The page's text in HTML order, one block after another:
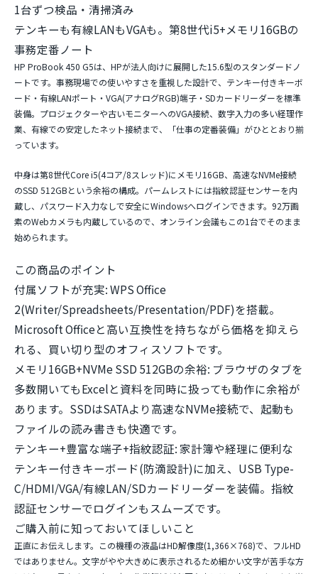
1台ずつ検品・清掃済み
テンキーも有線LANもVGAも。第8世代i5+メモリ16GBの
事務定番ノート
HP ProBook 450 G5は、HPが法人向けに展開した15.6型のスタンダードノ
ートです。事務現場での使いやすさを重視した設計で、 テンキー付きキーボ
ード・有線LANポート・VGA(アナログRGB)端子・SDカードリーダーを標準
装備。プロジェクターや古いモニターへのVGA接続、数字入力の多い経理作
業、有線での安定したネット接続まで、「仕事の定番装備」がひととおり揃
っています。
中身は第8世代Core i5(4コア/8スレッド)に メモリ16GB、高速なNVMe接続
のSSD 512GBという余裕の構成。パームレストには指紋認証センサーを内
蔵し、パスワード入力なしで安全にWindowsへログインできます。92万画
素のWebカメラも内蔵しているので、オンライン会議もこの1台でそのまま
始められます。
この商品のポイント
付属ソフトが充実:WPS Office
2(Writer/Spreadsheets/Presentation/PDF)を搭載。
Microsoft Officeと高い互換性を持ちながら価格を抑えら
れる、買い切り型のオフィスソフトです。
メモリ16GB+NVMe SSD 512GBの余裕: ブラウザのタブを
多数開いてもExcelと資料を同時に扱っても動作に余裕が
あります。SSDはSATAより高速なNVMe接続で、起動も
ファイルの読み書きも快適です。
テンキー+豊富な端子+指紋認証: 家計簿や経理に便利な
テンキー付きキーボード(防滴設計)に加え、USB Type-
C/HDMI/VGA/有線LAN/SDカードリーダーを装備。指紋
認証センサーでログインもスムーズです。
ご購入前に知っておいてほしいこと
正直にお伝えします。この機種の液晶はHD解像度(1,366×768)で、フルHD
ではありません。文字がやや大きめに表示されるため細かい文字が苦手な方